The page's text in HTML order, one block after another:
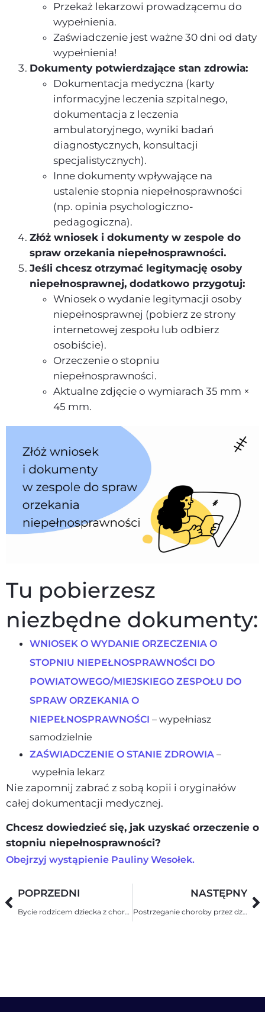
Przekaż lekarzowi prowadzącemu do
wypełnienia.
Zaświadczenie jest ważne 30 dni od daty
wypełnienia!
Dokumenty potwierdzające stan zdrowia:
Dokumentacja medyczna (karty
informacyjne leczenia szpitalnego,
dokumentacja z leczenia
ambulatoryjnego, wyniki badań
diagnostycznych, konsultacji
specjalistycznych).
Inne dokumenty wpływające na
ustalenie stopnia niepełnosprawności
(np. opinia psychologiczno-
pedagogiczna).
Złóż wniosek i dokumenty w zespole do
spraw orzekania niepełnosprawności.
Jeśli chcesz otrzymać legitymację osoby
niepełnosprawnej, dodatkowo przygotuj:
Wniosek o wydanie legitymacji osoby
niepełnosprawnej (pobierz ze strony
internetowej zespołu lub odbierz
osobiście).
Orzeczenie o stopniu
niepełnosprawności.
Aktualne zdjęcie o wymiarach 35 mm ×
45 mm.
Tu pobierzesz
niezbędne dokumenty:
WNIOSEK O WYDANIE ORZECZENIA O
STOPNIU NIEPEŁNOSPRAWNOŚCI DO
POWIATOWEGO/MIEJSKIEGO ZESPOŁU DO
SPRAW ORZEKANIA O
NIEPEŁNOSPRAWNOŚCI – wypełniasz
samodzielnie
ZAŚWIADCZENIE O STANIE ZDROWIA –
wypełnia lekarz
Nie zapomnij zabrać z sobą kopii i oryginałów
całej dokumentacji medycznej.
Chcesz dowiedzieć się, jak uzyskać orzeczenie o
stopniu niepełnosprawności?
Obejrzyj wystąpienie Pauliny Wesołek.
POPRZEDNI
Bycie rodzicem dziecka z chorobą przewlekłą
NASTĘPNY
Postrzeganie choroby przez dziecko